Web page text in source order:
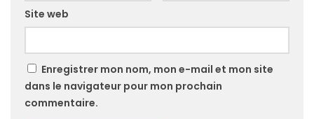
Site web
Enregistrer mon nom, mon e-mail et mon site
dans le navigateur pour mon prochain
commentaire.